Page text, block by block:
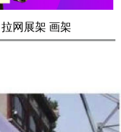
拉网展架 画架